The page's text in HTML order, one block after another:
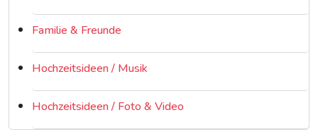
Familie & Freunde
Hochzeitsideen / Musik
Hochzeitsideen / Foto & Video